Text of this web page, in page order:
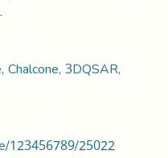
3DQSAR,
123456789/25022